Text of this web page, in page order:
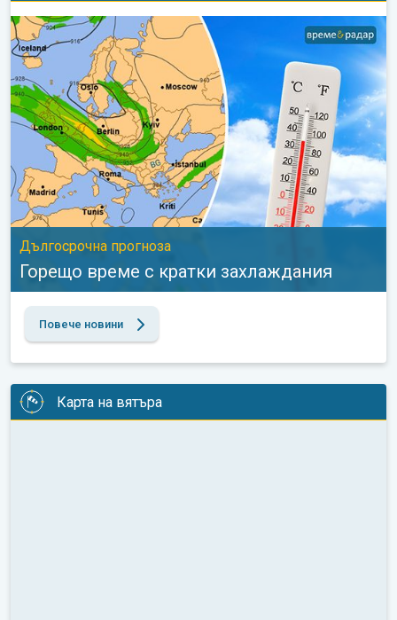
Горещо време с кратки захлаждания. Дългосрочна
Дългосрочна прогноза
Горещо време с кратки захлаждания
Повече новини
Карта на вятъра